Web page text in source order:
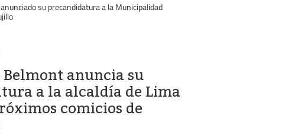
su precandidatura a la Municipalidad
Belmont anuncia su
a la alcaldía de Lima
comicios de